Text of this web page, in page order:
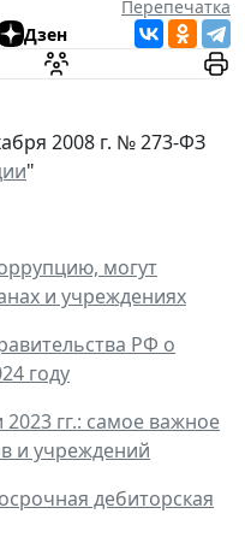
Перепечатка
Дзен
2008 г. № 273-ФЗ
"
могут
и учреждениях
РФ о
году
гг.: самое важное
и учреждений
дебиторская